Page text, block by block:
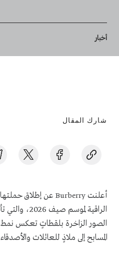
Breadcrumb
أخبار
شارك المقال
أعلنت Burberry عن إطلاق حملتها
الراقية
الصور الزاخرة بلقطاتٍ تعكس نمط
المسابح إلى ملاذٍ للعائلات